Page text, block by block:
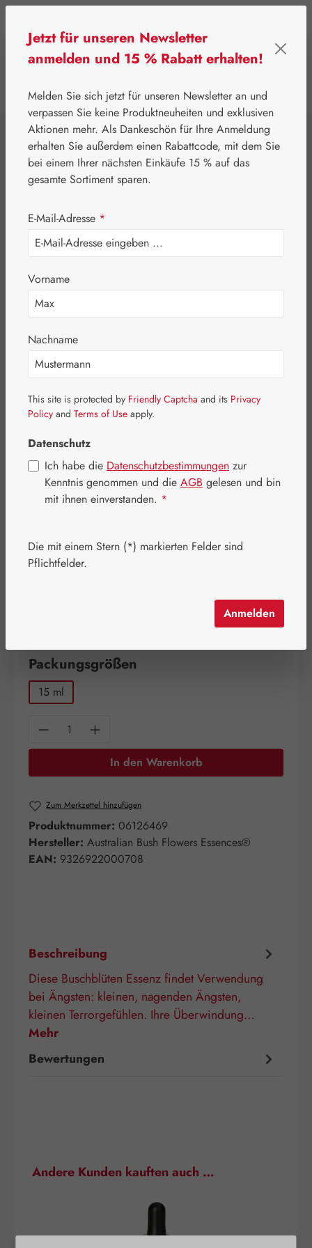
⌂ Leitner Lifecare
Blütenessenzen
Australian Bush Flowers Essences®
Dog Rose Tropfen
Bildergalerie überspringen
Regulärer Preis:
18,00 €
Packungsgrößen
15 ml
Produkt Anzahl: Gib den gewünschten
In den Warenkorb
Zum Merkzettel hinzufügen
Produktnummer: 06126469
Hersteller: Australian Bush Flowers Essences®
EAN: 9326922000708
Beschreibung
Diese Buschblüten Essenz findet Verwendung
bei Ängsten: kleinen, nagenden Ängsten,
kleinen Terrorgefühlen. Ihre Überwindung…
Mehr
Bewertungen
Produktgalerie überspringen
Andere Kunden kauften auch …
Jetzt für unseren Newsletter
anmelden und 15 % Rabatt erhalten!
Melden Sie sich jetzt für unseren Newsletter an und
verpassen Sie keine Produktneuheiten und exklusiven
Aktionen mehr. Als Dankeschön für Ihre Anmeldung
erhalten Sie außerdem einen Rabattcode, mit dem Sie
bei einem Ihrer nächsten Einkäufe 15 % auf das
gesamte Sortiment sparen.
E-Mail-Adresse *
Vorname
Nachname
This site is protected by Friendly Captcha and its Privacy
Policy and Terms of Use apply.
Datenschutz
Ich habe die Datenschutzbestimmungen zur
Kenntnis genommen und die AGB gelesen und bin
mit ihnen einverstanden. *
Die mit einem Stern (*) markierten Felder sind
Pflichtfelder.
Anmelden